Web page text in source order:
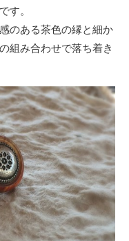
す。
のある茶色の縁と細か
組み合わせで落ち着き